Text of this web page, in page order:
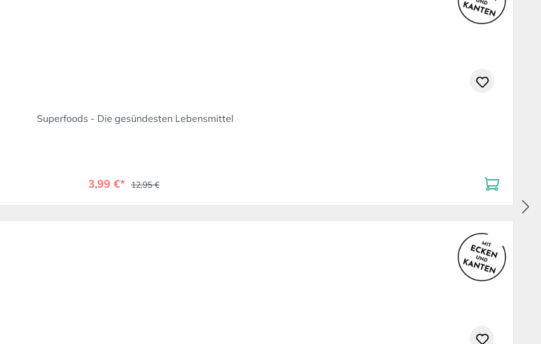
Superfoods - Die gesündesten Lebensmittel
3,99 €* 12,95 €